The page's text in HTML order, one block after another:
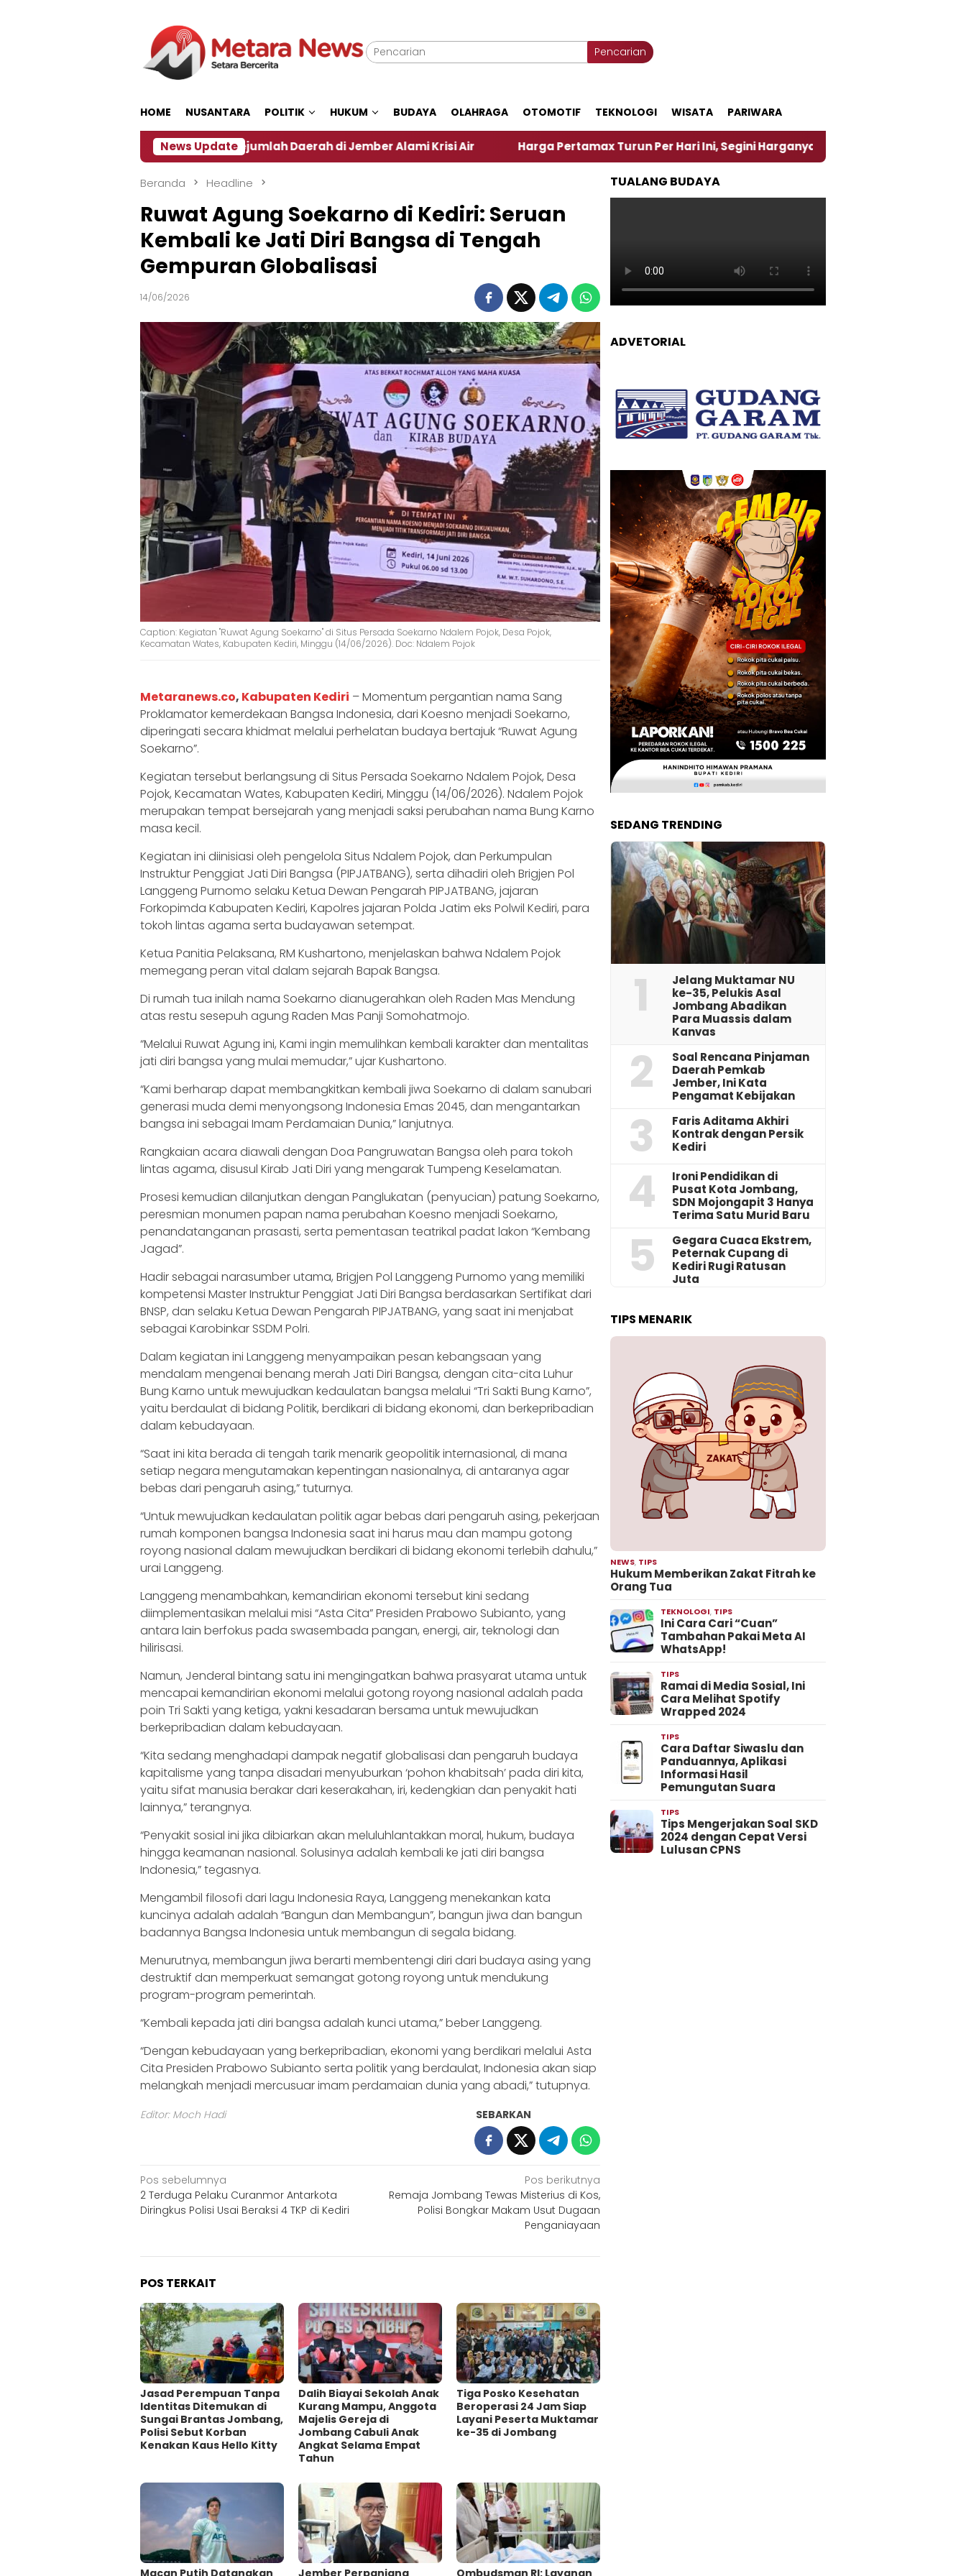
Pencarian
HOME NUSANTARA POLITIK HUKUM BUDAYA OLAHRAGA OTOMOTIF TEKNOLOGI WISATA PARIWARA
News Update
Dampak El Nino, Sejumlah Daerah di Jember Alami Krisi Air Harga Pertamax Turun Per Hari Ini, Segini Harganya ‎Nasirun Maestro Lukis Pemadu
Beranda Headline
Ruwat Agung Soekarno di Kediri: Seruan
Kembali ke Jati Diri Bangsa di Tengah
Gempuran Globalisasi
14/06/2026
Caption: Kegiatan "Ruwat Agung Soekarno" di Situs Persada Soekarno Ndalem Pojok, Desa Pojok,
Kecamatan Wates, Kabupaten Kediri, Minggu (14/06/2026). Doc: Ndalem Pojok
Metaranews.co, Kabupaten Kediri – Momentum pergantian nama Sang
Proklamator kemerdekaan Bangsa Indonesia, dari Koesno menjadi Soekarno,
diperingati secara khidmat melalui perhelatan budaya bertajuk “Ruwat Agung
Soekarno”.
Kegiatan tersebut berlangsung di Situs Persada Soekarno Ndalem Pojok, Desa
Pojok, Kecamatan Wates, Kabupaten Kediri, Minggu (14/06/2026). Ndalem Pojok
merupakan tempat bersejarah yang menjadi saksi perubahan nama Bung Karno
masa kecil.
Kegiatan ini diinisiasi oleh pengelola Situs Ndalem Pojok, dan Perkumpulan
Instruktur Penggiat Jati Diri Bangsa (PIPJATBANG), serta dihadiri oleh Brigjen Pol
Langgeng Purnomo selaku Ketua Dewan Pengarah PIPJATBANG, jajaran
Forkopimda Kabupaten Kediri, Kapolres jajaran Polda Jatim eks Polwil Kediri, para
tokoh lintas agama serta budayawan setempat.
Ketua Panitia Pelaksana, RM Kushartono, menjelaskan bahwa Ndalem Pojok
memegang peran vital dalam sejarah Bapak Bangsa.
Di rumah tua inilah nama Soekarno dianugerahkan oleh Raden Mas Mendung
atas restu sesepuh agung Raden Mas Panji Somohatmojo.
“Melalui Ruwat Agung ini, Kami ingin memulihkan kembali karakter dan mentalitas
jati diri bangsa yang mulai memudar,” ujar Kushartono.
“Kami berharap dapat membangkitkan kembali jiwa Soekarno di dalam sanubari
generasi muda demi menyongsong Indonesia Emas 2045, dan mengantarkan
bangsa ini sebagai Imam Perdamaian Dunia,” lanjutnya.
Rangkaian acara diawali dengan Doa Pangruwatan Bangsa oleh para tokoh
lintas agama, disusul Kirab Jati Diri yang mengarak Tumpeng Keselamatan.
Prosesi kemudian dilanjutkan dengan Panglukatan (penyucian) patung Soekarno,
peresmian monumen papan nama perubahan Koesno menjadi Soekarno,
penandatanganan prasasti, serta pementasan teatrikal padat lakon “Kembang
Jagad”.
Hadir sebagai narasumber utama, Brigjen Pol Langgeng Purnomo yang memiliki
kompetensi Master Instruktur Penggiat Jati Diri Bangsa berdasarkan Sertifikat dari
BNSP, dan selaku Ketua Dewan Pengarah PIPJATBANG, yang saat ini menjabat
sebagai Karobinkar SSDM Polri.
Dalam kegiatan ini Langgeng menyampaikan pesan kebangsaan yang
mendalam mengenai benang merah Jati Diri Bangsa, dengan cita-cita Luhur
Bung Karno untuk mewujudkan kedaulatan bangsa melalui “Tri Sakti Bung Karno”,
yaitu berdaulat di bidang Politik, berdikari di bidang ekonomi, dan berkepribadian
dalam kebudayaan.
“Saat ini kita berada di tengah tarik menarik geopolitik internasional, di mana
setiap negara mengutamakan kepentingan nasionalnya, di antaranya agar
bebas dari pengaruh asing,” tuturnya.
“Untuk mewujudkan kedaulatan politik agar bebas dari pengaruh asing, pekerjaan
rumah komponen bangsa Indonesia saat ini harus mau dan mampu gotong
royong nasional dalam mewujudkan berdikari di bidang ekonomi terlebih dahulu,”
urai Langgeng.
Langgeng menambahkan, kemandirian ekonomi tersebut kini sedang
diimplementasikan melalui misi “Asta Cita” Presiden Prabowo Subianto, yang
antara lain berfokus pada swasembada pangan, energi, air, teknologi dan
hilirisasi.
Namun, Jenderal bintang satu ini mengingatkan bahwa prasyarat utama untuk
mencapai kemandirian ekonomi melalui gotong royong nasional adalah pada
poin Tri Sakti yang ketiga, yakni kesadaran bersama untuk mewujudkan
berkepribadian dalam kebudayaan.
“Kita sedang menghadapi dampak negatif globalisasi dan pengaruh budaya
kapitalisme yang tanpa disadari menyuburkan ‘pohon khabitsah’ pada diri kita,
yaitu sifat manusia berakar dari keserakahan, iri, kedengkian dan penyakit hati
lainnya,” terangnya.
“Penyakit sosial ini jika dibiarkan akan meluluhlantakkan moral, hukum, budaya
hingga keamanan nasional. Solusinya adalah kembali ke jati diri bangsa
Indonesia,” tegasnya.
Mengambil filosofi dari lagu Indonesia Raya, Langgeng menekankan kata
kuncinya adalah adalah “Bangun dan Membangun”, bangun jiwa dan bangun
badannya Bangsa Indonesia untuk membangun di segala bidang.
Menurutnya, membangun jiwa berarti membentengi diri dari budaya asing yang
destruktif dan memperkuat semangat gotong royong untuk mendukung
program-program pemerintah.
“Kembali kepada jati diri bangsa adalah kunci utama,” beber Langgeng.
“Dengan kebudayaan yang berkepribadian, ekonomi yang berdikari melalui Asta
Cita Presiden Prabowo Subianto serta politik yang berdaulat, Indonesia akan siap
melangkah menjadi mercusuar imam perdamaian dunia yang abadi,” tutupnya.
Editor: Moch Hadi SEBARKAN
Navigasi
pos
Pos sebelumnya
2 Terduga Pelaku Curanmor Antarkota
Diringkus Polisi Usai Beraksi 4 TKP di Kediri
Pos berikutnya
Remaja Jombang Tewas Misterius di Kos,
Polisi Bongkar Makam Usut Dugaan
Penganiayaan
POS TERKAIT
Jasad Perempuan Tanpa
Identitas Ditemukan di
Sungai Brantas Jombang,
Polisi Sebut Korban
Kenakan Kaus Hello Kitty
Dalih Biayai Sekolah Anak
Kurang Mampu, Anggota
Majelis Gereja di
Jombang Cabuli Anak
Angkat Selama Empat
Tahun
Tiga Posko Kesehatan
Beroperasi 24 Jam Siap
Layani Peserta Muktamar
ke-35 di Jombang
TUALANG BUDAYA
ADVETORIAL
SEDANG TRENDING
1
Jelang Muktamar NU
ke-35, Pelukis Asal
Jombang Abadikan
Para Muassis dalam
Kanvas
2
‎Soal Rencana Pinjaman
Daerah Pemkab
Jember, Ini Kata
Pengamat Kebijakan ‎
3
Faris Aditama Akhiri
Kontrak dengan Persik
Kediri
4
Ironi Pendidikan di
Pusat Kota Jombang,
SDN Mojongapit 3 Hanya
Terima Satu Murid Baru
5
‎Gegara Cuaca Ekstrem,
Peternak Cupang di
Kediri Rugi Ratusan
Juta
TIPS MENARIK
NEWS, TIPS
Hukum Memberikan Zakat Fitrah ke
Orang Tua
TEKNOLOGI, TIPS
Ini Cara Cari “Cuan”
Tambahan Pakai Meta AI
WhatsApp!
TIPS
Ramai di Media Sosial, Ini
Cara Melihat Spotify
Wrapped 2024
TIPS
Cara Daftar Siwaslu dan
Panduannya, Aplikasi
Informasi Hasil
Pemungutan Suara
TIPS
Tips Mengerjakan Soal SKD
2024 dengan Cepat Versi
Lulusan CPNS